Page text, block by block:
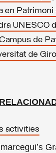
en Patrimoni
UNESCO
de
de
activities